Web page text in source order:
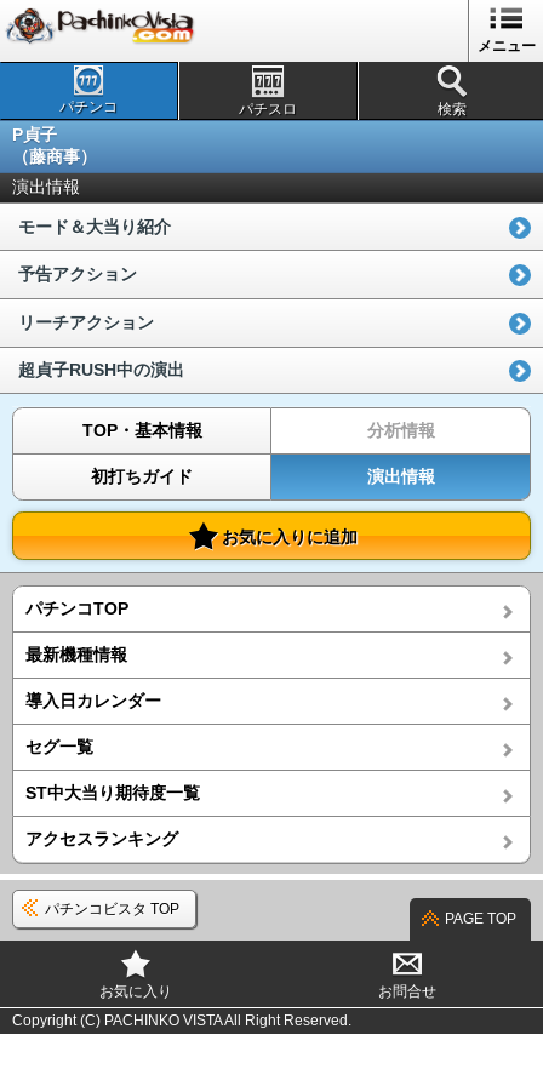
メニュー
パチンコ パチスロ 検索
P貞子
（藤商事）
演出情報
モード＆大当り紹介
予告アクション
リーチアクション
超貞子RUSH中の演出
TOP・基本情報 分析情報
初打ちガイド 演出情報
お気に入りに追加
パチンコTOP
最新機種情報
導入日カレンダー
セグ一覧
ST中大当り期待度一覧
アクセスランキング
パチンコビスタ TOP
PAGE TOP
お気に入り
お問合せ
Copyright (C) PACHINKO VISTA All Right Reserved.